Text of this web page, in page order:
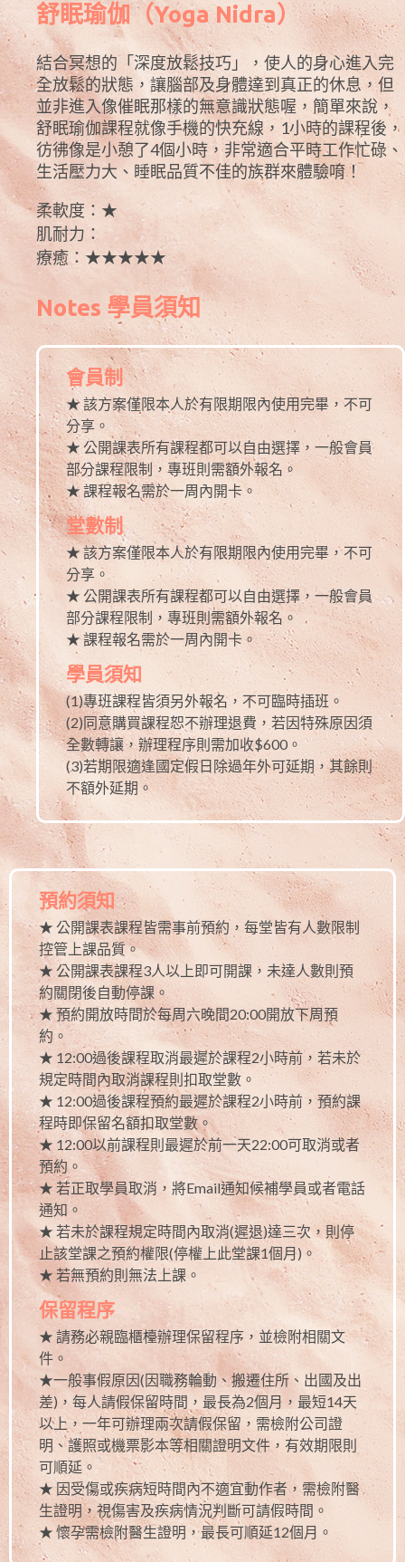
舒眠瑜伽（Yoga Nidra）
結合冥想的「深度放鬆技巧」，使人的身心進入完
全放鬆的狀態，讓腦部及身體達到真正的休息，但
並非進入像催眠那樣的無意識狀態喔，簡單來說，
舒眠瑜伽課程就像手機的快充線，1小時的課程後，
彷彿像是小憩了4個小時，非常適合平時工作忙碌、
生活壓力大、睡眠品質不佳的族群來體驗唷！
柔軟度：★
肌耐力：
療癒：★★★★★
Notes 學員須知
會員制
★ 該方案僅限本人於有限期限內使用完畢，不可
分享。
★ 公開課表所有課程都可以自由選擇，一般會員
部分課程限制，專班則需額外報名。
★ 課程報名需於一周內開卡。
堂數制
★ 該方案僅限本人於有限期限內使用完畢，不可
分享。
★ 公開課表所有課程都可以自由選擇，一般會員
部分課程限制，專班則需額外報名。
★ 課程報名需於一周內開卡。
學員須知
(1)專班課程皆須另外報名，不可臨時插班。
(2)同意購買課程恕不辦理退費，若因特殊原因須
全數轉讓，辦理程序則需加收$600。
(3)若期限適逢國定假日除過年外可延期，其餘則
不額外延期。
預約須知
★ 公開課表課程皆需事前預約，每堂皆有人數限制
控管上課品質。
★ 公開課表課程3人以上即可開課，未達人數則預
約關閉後自動停課。
★ 預約開放時間於每周六晚間20:00開放下周預
約。
★ 12:00過後課程取消最遲於課程2小時前，若未於
規定時間內取消課程則扣取堂數。
★ 12:00過後課程預約最遲於課程2小時前，預約課
程時即保留名額扣取堂數。
★ 12:00以前課程則最遲於前一天22:00可取消或者
預約。
★ 若正取學員取消，將Email通知候補學員或者電話
通知。
★ 若未於課程規定時間內取消(遲退)達三次，則停
止該堂課之預約權限(停權上此堂課1個月)。
★ 若無預約則無法上課。
保留程序
★ 請務必親臨櫃檯辦理保留程序，並檢附相關文
件。
★一般事假原因(因職務輪動、搬遷住所、出國及出
差)，每人請假保留時間，最長為2個月，最短14天
以上，一年可辦理兩次請假保留，需檢附公司證
明、護照或機票影本等相關證明文件，有效期限則
可順延。
★ 因受傷或疾病短時間內不適宜動作者，需檢附醫
生證明，視傷害及疾病情況判斷可請假時間。
★ 懷孕需檢附醫生證明，最長可順延12個月。